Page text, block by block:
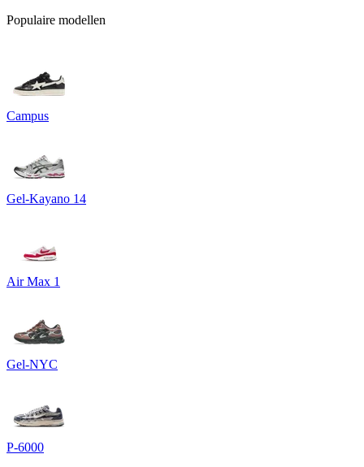
Populaire modellen
Campus
Gel-Kayano 14
Air Max 1
Gel-NYC
P-6000